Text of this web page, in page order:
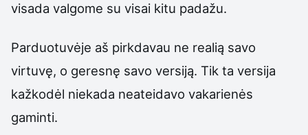
visada valgome su visai kitu padažu.
Parduotuvėje aš pirkdavau ne realią savo
virtuvę, o geresnę savo versiją. Tik ta versija
kažkodėl niekada neateidavo vakarienės
gaminti.